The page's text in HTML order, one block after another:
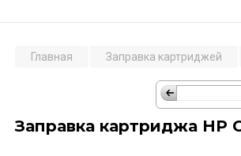
Главная Заправка картриджей
Заправка картриджа HP